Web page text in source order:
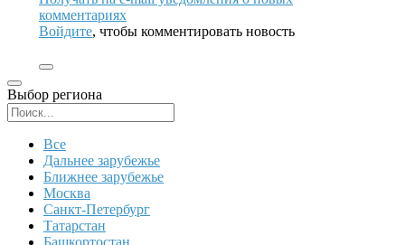
комментариях
Войдите, чтобы комментировать новость
Выбор региона
Все
Дальнее зарубежье
Ближнее зарубежье
Москва
Санкт-Петербург
Татарстан